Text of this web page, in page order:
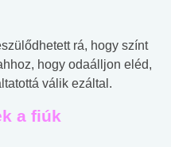
rá, hogy színt
hogy odaálljon eléd,
válik ezáltal.
a fiúk